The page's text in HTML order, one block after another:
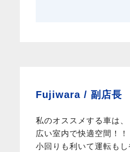
Fujiwara / 副店長
私のオススメする車は
広い室内で快適空間！！
小回りも利いて運転も